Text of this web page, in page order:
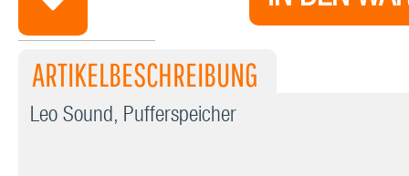
ARTIKELBESCHREIBUNG
Leo Sound, Pufferspeicher